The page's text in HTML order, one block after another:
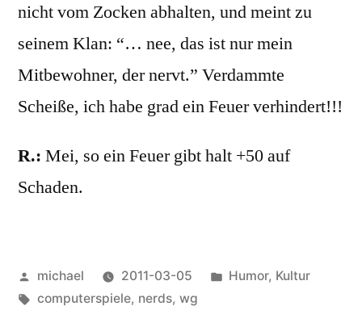
nicht vom Zocken abhalten, und meint zu
seinem Klan: “… nee, das ist nur mein
Mitbewohner, der nervt.” Verdammte
Scheiße, ich habe grad ein Feuer verhindert!!!
R.: Mei, so ein Feuer gibt halt +50 auf
Schaden.
Posted
by
michael 2011-03-05
Posted
Humor, Kultur
Tags:
computerspiele, nerds, wg